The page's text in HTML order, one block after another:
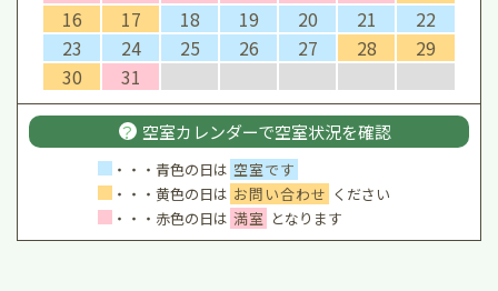
16
17 18 19 20 21
22
23
24 25 26 27 28
29
30
31
？ 空室カレンダーで空室状況を確認
・・・青色の日は 空室です
・・・黄色の日は お問い合わせ ください
・・・赤色の日は 満室 となります